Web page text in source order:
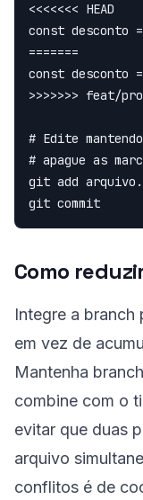
<<<<<<< HEAD
const desconto
=======
const
>>>>>>> feat/
# Edite
# apague as
git add
git commit
Como
Integre a branch
em vez de
Mantenha
combine com o
evitar que duas
arquivo
conflitos é de